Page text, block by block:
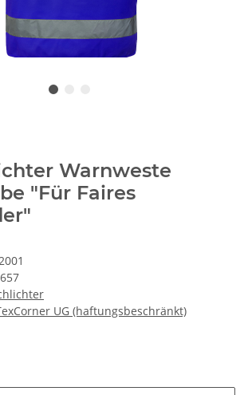
Warnweste
"Für Faires
UG (haftungsbeschränkt)